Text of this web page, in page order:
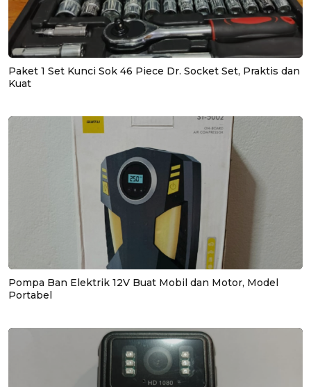
Paket 1 Set Kunci Sok 46 Piece Dr. Socket Set, Praktis dan
Kuat
Pompa Ban Elektrik 12V Buat Mobil dan Motor, Model
Portabel